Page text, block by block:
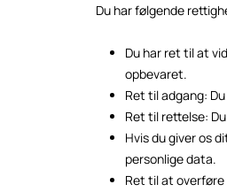
Du har følgende
Du har ret til at
opbevaret.
Ret til adgang:
Ret til rettelse:
Hvis du giver os
personlige data.
Ret til at overføre